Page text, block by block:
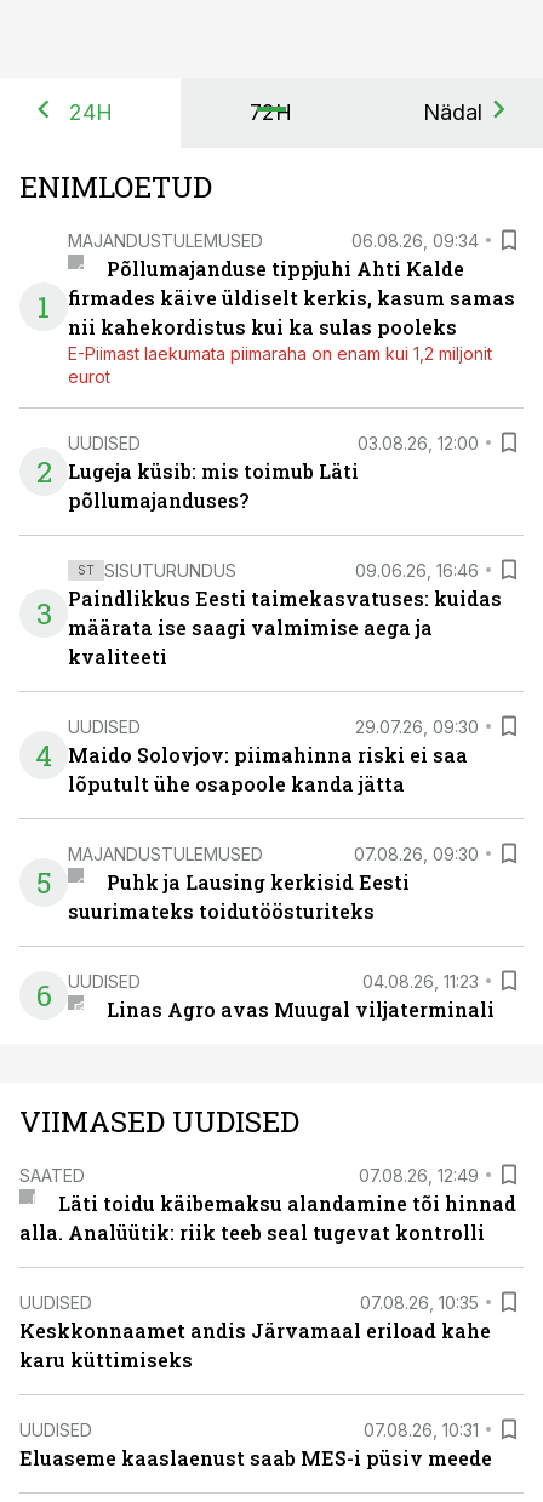
24H 72H Nädal
ENIMLOETUD
1
MAJANDUSTULEMUSED 06.08.26, 09:34
Põllumajanduse tippjuhi Ahti Kalde
firmades käive üldiselt kerkis, kasum samas
nii kahekordistus kui ka sulas pooleks
E-Piimast laekumata piimaraha on enam kui 1,2 miljonit
eurot
2
UUDISED 03.08.26, 12:00
Lugeja küsib: mis toimub Läti
põllumajanduses?
3
ST SISUTURUNDUS 09.06.26, 16:46
Paindlikkus Eesti taimekasvatuses: kuidas
määrata ise saagi valmimise aega ja
kvaliteeti
4
UUDISED 29.07.26, 09:30
Maido Solovjov: piimahinna riski ei saa
lõputult ühe osapoole kanda jätta
5
MAJANDUSTULEMUSED 07.08.26, 09:30
Puhk ja Lausing kerkisid Eesti
suurimateks toidutöösturiteks
6 UUDISED 04.08.26, 11:23
Linas Agro avas Muugal viljaterminali
VIIMASED UUDISED
SAATED 07.08.26, 12:49
Läti toidu käibemaksu alandamine tõi hinnad
alla. Analüütik: riik teeb seal tugevat kontrolli
UUDISED 07.08.26, 10:35
Keskkonnaamet andis Järvamaal eriload kahe
karu küttimiseks
UUDISED 07.08.26, 10:31
Eluaseme kaaslaenust saab MES-i püsiv meede